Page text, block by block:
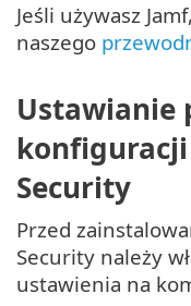
Jeśli używasz
naszego
Ustawianie
konfiguracji
Security
Przed
Security należy
ustawienia na